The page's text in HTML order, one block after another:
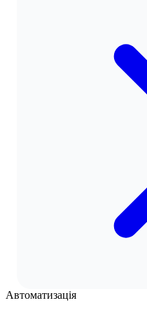
Автоматизація